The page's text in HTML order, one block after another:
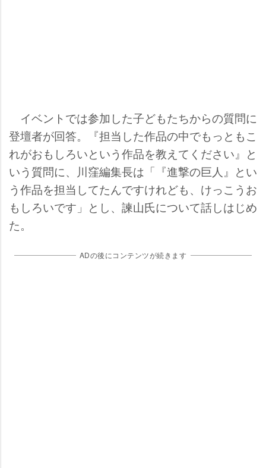
イベントでは参加した子どもたちからの質問に
登壇者が回答。『担当した作品の中でもっともこ
れがおもしろいという作品を教えてください』と
いう質問に、川窪編集長は「『進撃の巨人』とい
う作品を担当してたんですけれども、けっこうお
もしろいです」とし、諫山氏について話しはじめ
た。
ADの後にコンテンツが続きます